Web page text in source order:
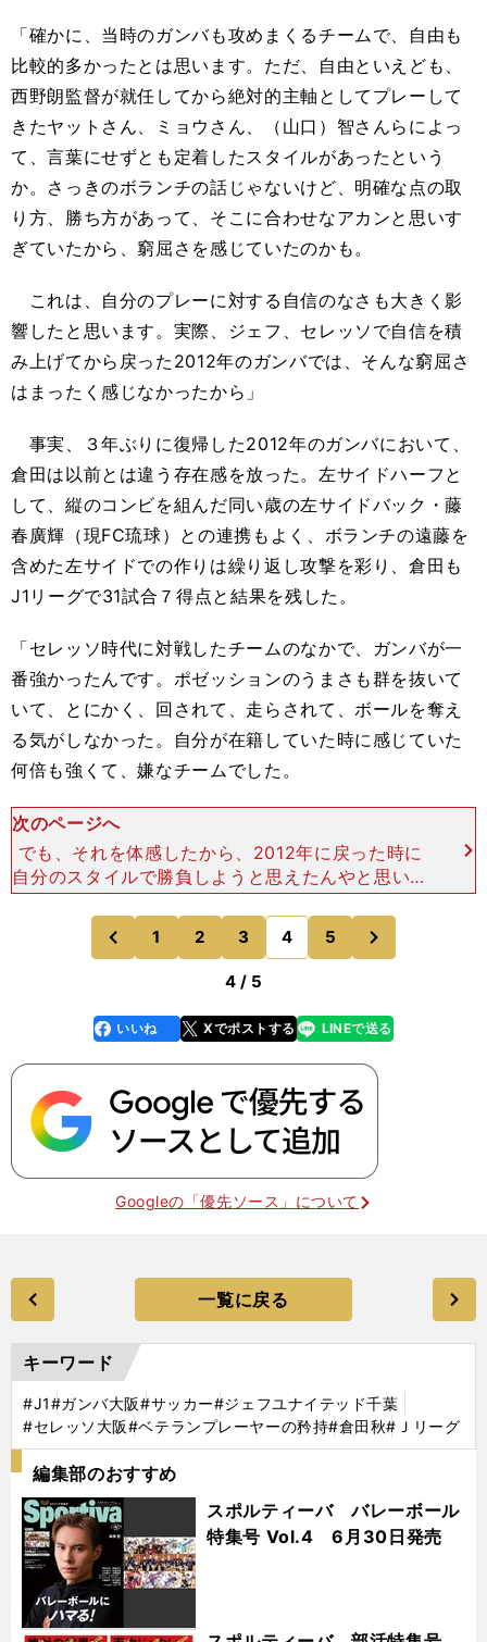
「確かに、当時のガンバも攻めまくるチームで、自由も
比較的多かったとは思います。ただ、自由といえども、
西野朗監督が就任してから絶対的主軸としてプレーして
きたヤットさん、ミョウさん、（山口）智さんらによっ
て、言葉にせずとも定着したスタイルがあったという
か。さっきのボランチの話じゃないけど、明確な点の取
り方、勝ち方があって、そこに合わせなアカンと思いす
ぎていたから、窮屈さを感じていたのかも。
これは、自分のプレーに対する自信のなさも大きく影
響したと思います。実際、ジェフ、セレッソで自信を積
み上げてから戻った2012年のガンバでは、そんな窮屈さ
はまったく感じなかったから」
事実、３年ぶりに復帰した2012年のガンバにおいて、
倉田は以前とは違う存在感を放った。左サイドハーフと
して、縦のコンビを組んだ同い歳の左サイドバック・藤
春廣輝（現FC琉球）との連携もよく、ボランチの遠藤を
含めた左サイドでの作りは繰り返し攻撃を彩り、倉田も
J1リーグで31試合７得点と結果を残した。
「セレッソ時代に対戦したチームのなかで、ガンバが一
番強かったんです。ポゼッションのうまさも群を抜いて
いて、とにかく、回されて、走らされて、ボールを奪え
る気がしなかった。自分が在籍していた時に感じていた
何倍も強くて、嫌なチームでした。
次のページへ
でも、それを体感したから、2012年に戻った時に
自分のスタイルで勝負しようと思えたんやと思いま
す。（ポジションを争う）フタさん（二川）やハシ
さんと同じプレーはできひんし、これだけうまい選
手がそろうガン
前
のページへ
1 2 3 4 5
のページへ
4 / 5
faceboo
k
いいね Xでポストする
line LINEで送る
Googleの「優先ソース」について
一覧に戻る
キーワード
#J1#ガンバ大阪#サッカー#ジェフユナイテッド千葉
#セレッソ大阪#ベテランプレーヤーの矜持#倉田秋#Ｊリーグ
編集部のおすすめ
スポルティーバ バレーボール
特集号 Vol.4 6月30日発売